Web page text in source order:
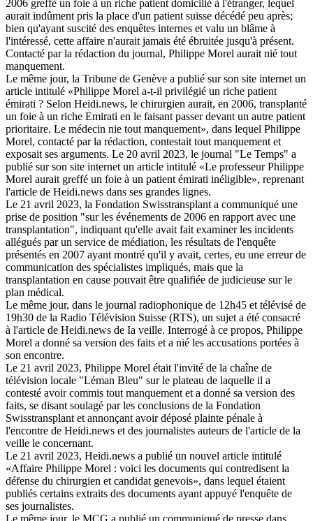
2006 greffé un foie à un riche patient domicilié à l'étranger, lequel
aurait indûment pris la place d'un patient suisse décédé peu après;
bien qu'ayant suscité des enquêtes internes et valu un blâme à
l'intéressé, cette affaire n'aurait jamais été ébruitée jusqu'à présent.
Contacté par la rédaction du journal, Philippe Morel aurait nié tout
manquement.
Le même jour, la Tribune de Genève a publié sur son site internet un
article intitulé «Philippe Morel a-t-il privilégié un riche patient
émirati ? Selon Heidi.news, le chirurgien aurait, en 2006, transplanté
un foie à un riche Emirati en le faisant passer devant un autre patient
prioritaire. Le médecin nie tout manquement», dans lequel Philippe
Morel, contacté par la rédaction, contestait tout manquement et
exposait ses arguments. Le 20 avril 2023, le journal "Le Temps" a
publié sur son site internet un article intitulé «Le professeur Philippe
Morel aurait greffé un foie à un patient émirati inéligible», reprenant
l'article de Heidi.news dans ses grandes lignes.
Le 21 avril 2023, la Fondation Swisstransplant a communiqué une
prise de position "sur les événements de 2006 en rapport avec une
transplantation", indiquant qu'elle avait fait examiner les incidents
allégués par un service de médiation, les résultats de l'enquête
présentés en 2007 ayant montré qu'il y avait, certes, eu une erreur de
communication des spécialistes impliqués, mais que la
transplantation en cause pouvait être qualifiée de judicieuse sur le
plan médical.
Le même jour, dans le journal radiophonique de 12h45 et télévisé de
19h30 de la Radio Télévision Suisse (RTS), un sujet a été consacré
à l'article de Heidi.news de Ia veille. Interrogé à ce propos, Philippe
Morel a donné sa version des faits et a nié les accusations portées à
son encontre.
Le 21 avril 2023, Philippe Morel était l'invité de la chaîne de
télévision locale "Léman Bleu" sur le plateau de laquelle il a
contesté avoir commis tout manquement et a donné sa version des
faits, se disant soulagé par les conclusions de la Fondation
Swisstransplant et annonçant avoir déposé plainte pénale à
l'encontre de Heidi.news et des journalistes auteurs de l'article de la
veille le concernant.
Le 21 avril 2023, Heidi.news a publié un nouvel article intitulé
«Affaire Philippe Morel : voici les documents qui contredisent la
défense du chirurgien et candidat genevois», dans lequel étaient
publiés certains extraits des documents ayant appuyé l'enquête de
ses journalistes.
Le même jour, le MCG a publié un communiqué de presse dans